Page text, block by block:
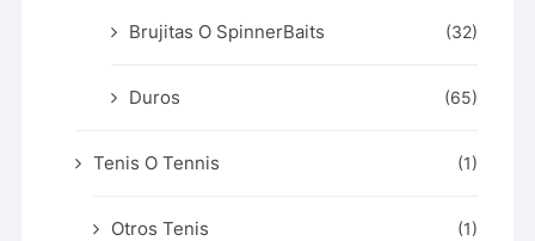
Brujitas O SpinnerBaits (32)
Duros (65)
Tenis O Tennis (1)
Otros Tenis (1)